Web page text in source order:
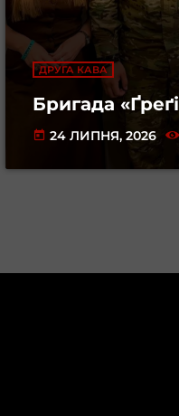
ДРУГА КАВА
Бригада
today 24 ЛИПНЯ, 2026